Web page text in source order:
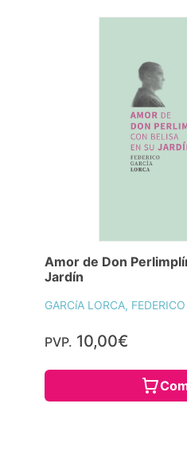
Amor de Don
Jardín
GARCíA LORCA, FEDERICO
PVP. 10,00€